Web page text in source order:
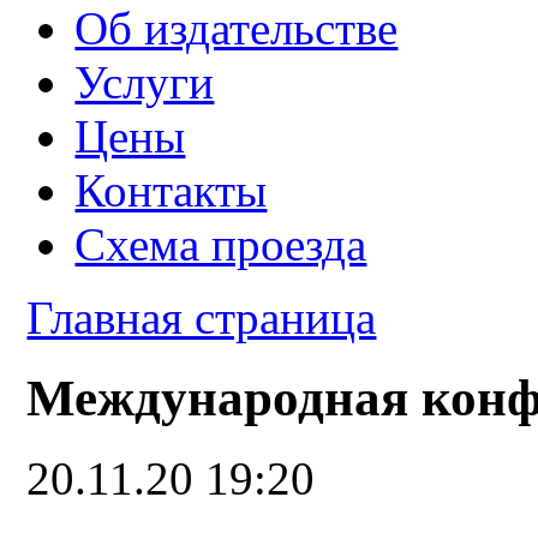
Об издательстве
Услуги
Цены
Контакты
Схема проезда
Главная страница
Международная
20.11.20 19:20